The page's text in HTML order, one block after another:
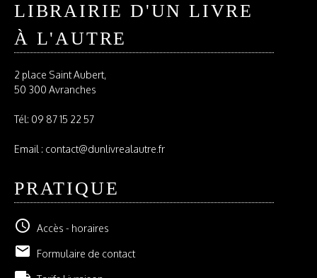
LIBRAIRIE D'UN LIVRE
À L'AUTRE
2 place Saint Aubert,
50 300 Avranches
Tél: 09 87 15 22 57
Email : contact@dunlivrealautre.fr
PRATIQUE
schedule Accès - horaires
email Formulaire de contact